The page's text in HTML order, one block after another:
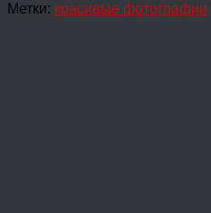
Метки: красивые фотографии